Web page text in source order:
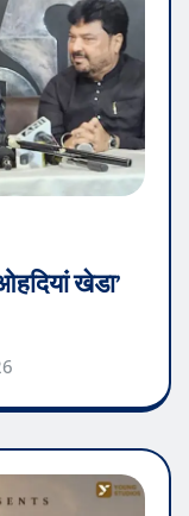
खेडा’